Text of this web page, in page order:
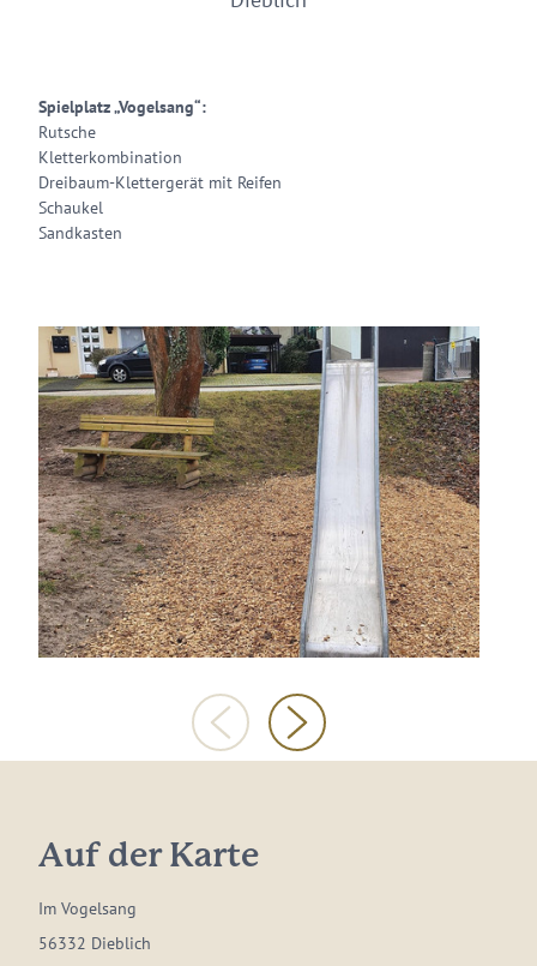
Spielplatz „Vogelsang“:
Rutsche
Kletterkombination
Dreibaum-Klettergerät mit Reifen
Schaukel
Sandkasten
Auf der Karte
Im Vogelsang
56332 Dieblich